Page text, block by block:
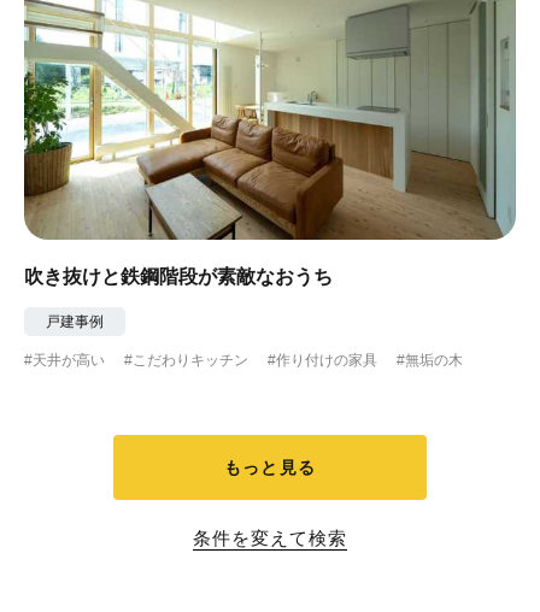
吹き抜けと鉄鋼階段が素敵なおうち
戸建事例
#天井が高い #こだわりキッチン #作り付けの家具 #無垢の木
もっと見る
条件を変えて検索